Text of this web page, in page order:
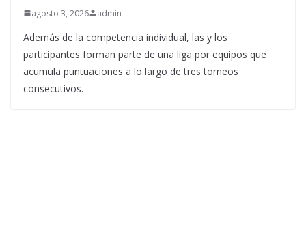
agosto 3, 2026 admin
Además de la competencia individual, las y los
participantes forman parte de una liga por equipos que
acumula puntuaciones a lo largo de tres torneos
consecutivos.